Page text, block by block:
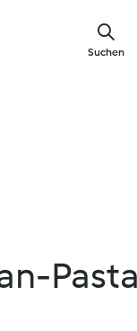
Suchen
Pasta